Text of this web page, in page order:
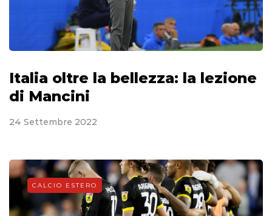
Italia oltre la bellezza: la lezione
di Mancini
24 Settembre 2022
CALCIO ESTERO